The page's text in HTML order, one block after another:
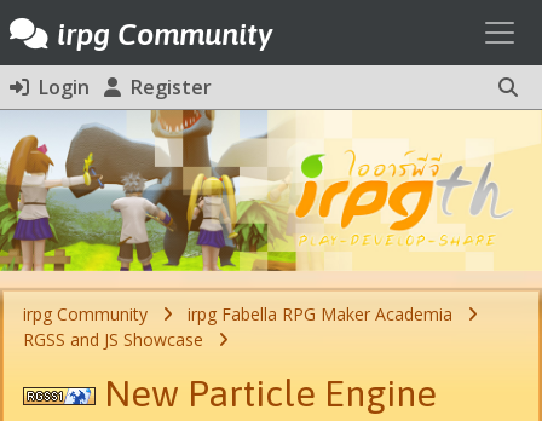
irpg Community
Login Register
irpg Community
irpg Fabella RPG Maker Academia
RGSS and JS Showcase
New Particle Engine